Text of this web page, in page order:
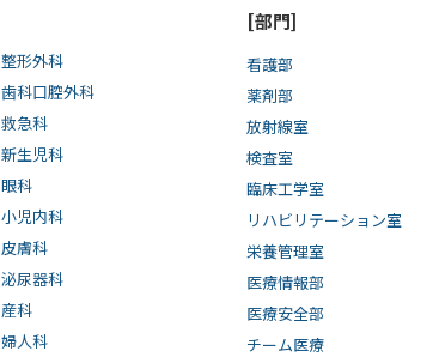
整形外科
歯科口腔外科
救急科
新生児科
眼科
小児内科
皮膚科
泌尿器科
産科
婦人科
[部門]
看護部
薬剤部
放射線室
検査室
臨床工学室
リハビリテーション室
栄養管理室
医療情報部
医療安全部
チーム医療